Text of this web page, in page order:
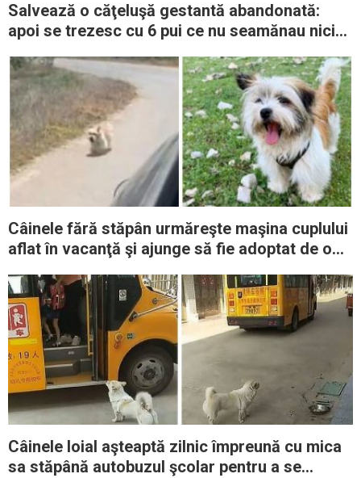
Salvează o căţeluşă gestantă abandonată:
apoi se trezesc cu 6 pui ce nu seamănau nici
Câinele fără stăpân urmăreşte maşina cuplului
aflat în vacanţă şi ajunge să fie adoptat de o
Câinele loial aşteaptă zilnic împreună cu mica
sa stăpână autobuzul şcolar pentru a se